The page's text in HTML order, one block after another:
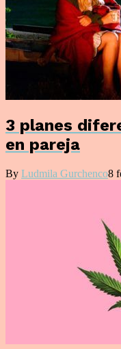
3 planes
en pareja
By Ludmila Gurchenco8